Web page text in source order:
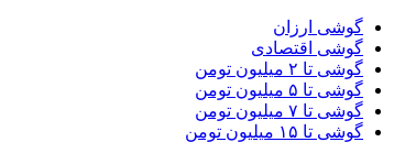
گوشی ارزان
گوشی اقتصادی
گوشی تا ۲ میلیون تومن
گوشی تا ۵ میلیون تومن
گوشی تا ۷ میلیون تومن
گوشی تا ۱۵ میلیون تومن